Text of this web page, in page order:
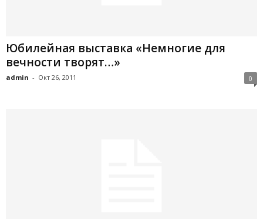
Юбилейная выставка «Немногие для
вечности творят…»
admin - Окт 26, 2011 0